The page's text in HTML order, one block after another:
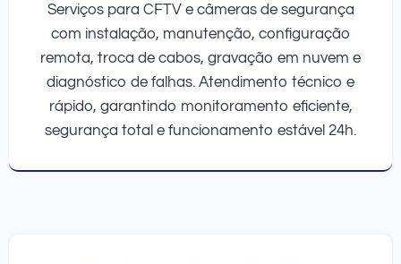
Serviços para CFTV e câmeras de segurança
com instalação, manutenção, configuração
remota, troca de cabos, gravação em nuvem e
diagnóstico de falhas. Atendimento técnico e
rápido, garantindo monitoramento eficiente,
segurança total e funcionamento estável 24h.